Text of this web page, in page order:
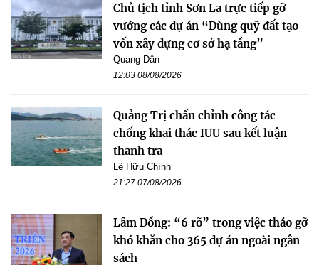
Chủ tịch tỉnh Sơn La trực tiếp gỡ
vướng các dự án “Dùng quỹ đất tạo
vốn xây dựng cơ sở hạ tầng”
Quang Dân
12:03 08/08/2026
Quảng Trị chấn chỉnh công tác
chống khai thác IUU sau kết luận
thanh tra
Lê Hữu Chính
21:27 07/08/2026
Lâm Đồng: “6 rõ” trong việc tháo gỡ
khó khăn cho 365 dự án ngoài ngân
sách